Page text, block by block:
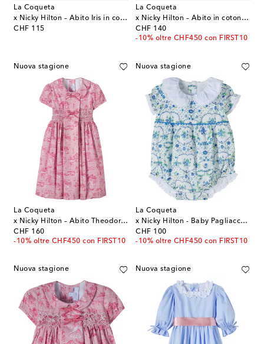
La Coqueta
x Nicky Hilton – Abito Iris in cotone con stampa
CHF 115
original price
La Coqueta
x Nicky Hilton – Abito in cotone con stampa
CHF 140
original price
-10% oltre CHF450 con FIRST10
Nuova stagione
La Coqueta
x Nicky Hilton – Abito Theodora in cotone
CHF 160
original price
-10% oltre CHF450 con FIRST10
Nuova stagione
La Coqueta
x Nicky Hilton - Baby Pagliaccetto in cotone
CHF 100
original price
-10% oltre CHF450 con FIRST10
Nuova stagione Nuova stagione